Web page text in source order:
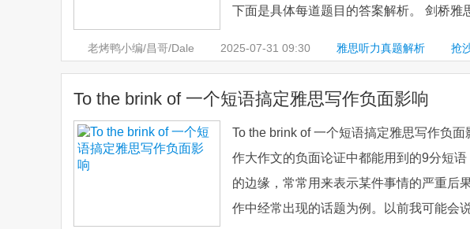
下面是具体每道题目的答案解析。 剑桥雅
老烤鸭小编/昌哥/Dale 2025-07-31 09:30 雅思听力真题解析 抢
析
To the brink of 一个短语搞定雅思写作负面影响
To the brink of 一个短语搞定雅思写作负
作大作文的负面论证中都能用到的9分短
的边缘，常常用来表示某件事情的严重后
作中经常出现的话题为例。以前我可能会